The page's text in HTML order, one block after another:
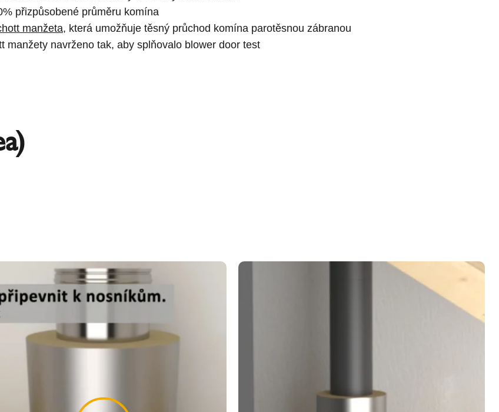
přizpůsobené průměru komína
manžeta, která umožňuje těsný průchod komína parotěsnou zábranou
manžety navrženo tak, aby splňovalo blower door test